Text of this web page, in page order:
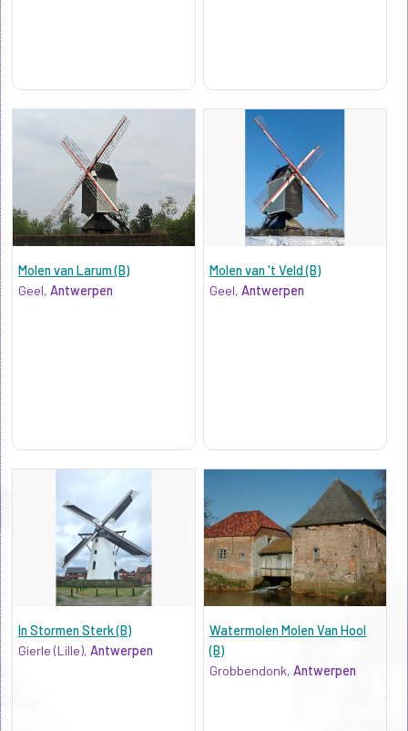
Molen van Larum (B)
Geel, Antwerpen
Molen van 't Veld (B)
Geel,Antwerpen
In Stormen Sterk (B)
Gierle (Lille), Antwerpen
Watermolen Molen Van Hool
(B)
Grobbendonk,Antwerpen